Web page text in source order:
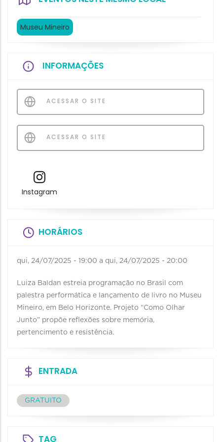
Museu Mineiro
INFORMAÇÕES
ACESSAR O SITE
ACESSAR O SITE
Instagram
HORÁRIOS
qui, 24/07/2025 - 19:00 a qui, 24/07/2025 - 20:00
Luiza Baldan estreia programação no Brasil com
palestra performática e lançamento de livro no Museu
Mineiro, em Belo Horizonte. Projeto “Como Olhar
Junto” propõe reflexões sobre memória,
pertencimento e resistência.
ENTRADA
GRATUITO
TAG